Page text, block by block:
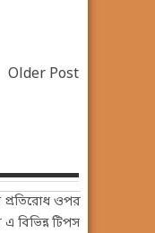
Older Post
ওপর
বিভিন্ন টিপস